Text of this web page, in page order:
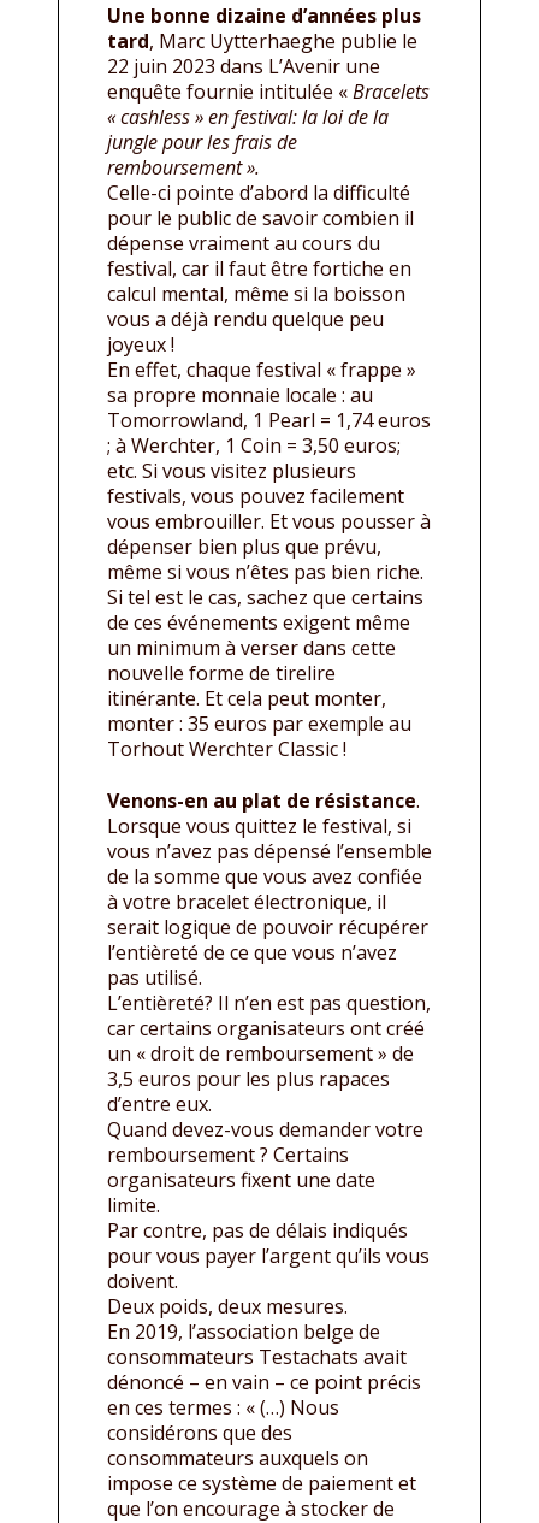
Une bonne dizaine d’années plus
tard, Marc Uytterhaeghe publie le
22 juin 2023 dans L’Avenir une
enquête fournie intitulée «Bracelets
« cashless » en festival: la loi de la
jungle pour les frais de
remboursement ».
Celle-ci pointe d’abord la difficulté
pour le public de savoir combien il
dépense vraiment au cours du
festival, car il faut être fortiche en
calcul mental, même si la boisson
vous a déjà rendu quelque peu
joyeux !
En effet, chaque festival « frappe »
sa propre monnaie locale : au
Tomorrowland, 1 Pearl = 1,74 euros
; à Werchter, 1 Coin = 3,50 euros;
etc. Si vous visitez plusieurs
festivals, vous pouvez facilement
vous embrouiller. Et vous pousser à
dépenser bien plus que prévu,
même si vous n’êtes pas bien riche.
Si tel est le cas, sachez que certains
de ces événements exigent même
un minimum à verser dans cette
nouvelle forme de tirelire
itinérante. Et cela peut monter,
monter : 35 euros par exemple au
Torhout Werchter Classic !
Venons-en au plat de résistance.
Lorsque vous quittez le festival, si
vous n’avez pas dépensé l’ensemble
de la somme que vous avez confiée
à votre bracelet électronique, il
serait logique de pouvoir récupérer
l’entièreté de ce que vous n’avez
pas utilisé.
L’entièreté? Il n’en est pas question,
car certains organisateurs ont créé
un « droit de remboursement » de
3,5 euros pour les plus rapaces
d’entre eux.
Quand devez-vous demander votre
remboursement ? Certains
organisateurs fixent une date
limite.
Par contre, pas de délais indiqués
pour vous payer l’argent qu’ils vous
doivent.
Deux poids, deux mesures.
En 2019, l’association belge de
consommateurs Testachats avait
dénoncé – en vain – ce point précis
en ces termes : « (…) Nous
considérons que des
consommateurs auxquels on
impose ce système de paiement et
que l’on encourage à stocker de